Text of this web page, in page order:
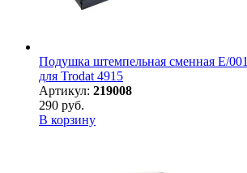
Подушка штемпельная сменная E/
для Trodat 4915
Артикул: 219008
290 руб.
В корзину